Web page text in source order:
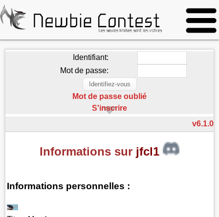
Identifiant:
Mot de passe:
Mot de passe oublié
S'inscrire
v6.1.0
Informations sur jfcl1
Informations personnelles :